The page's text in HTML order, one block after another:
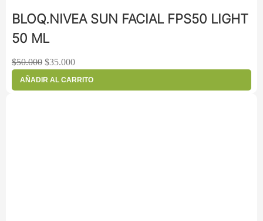
BLOQ.NIVEA SUN FACIAL FPS50 LIGHT
50 ML
$50.000 $35.000
AÑADIR AL CARRITO